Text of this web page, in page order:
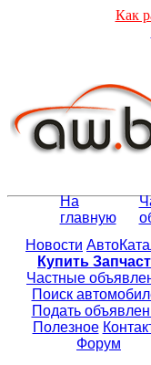
Как
На
главную
Новости
Купить
Частные
Поиск
Подать
Полезное
Форум